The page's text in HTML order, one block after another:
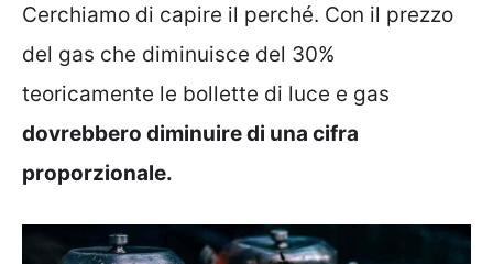
Cerchiamo di capire il perché. Con il prezzo
del gas che diminuisce del 30%
teoricamente le bollette di luce e gas
dovrebbero diminuire di una cifra
proporzionale.